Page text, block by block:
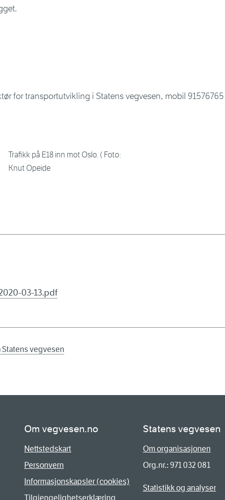
for transportutvikling i Statens vegvesen, mobil 91576765
Trafikk på E18 inn mot Oslo. ( Foto:
Knut Opeide
03-13.pdf
vegvesen
Om vegvesen.no
Nettstedskart
Personvern
Informasjonskapsler (cookies)
Tilgjengelighetserklæring
Statens vegvesen
Om organisasjonen
Org.nr.: 971 032 081
Statistikk og analyser